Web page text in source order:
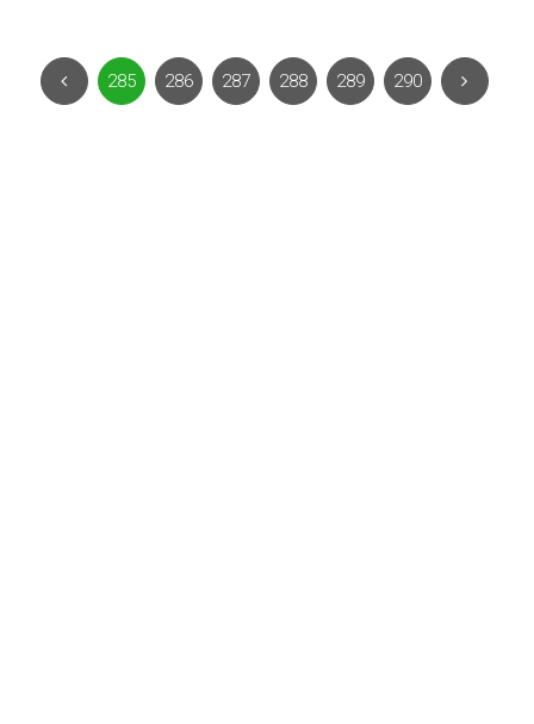
285 286 287 288 289 290